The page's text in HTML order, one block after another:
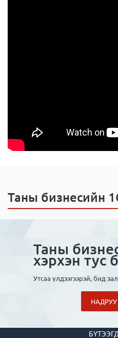
Таны бизнесийн
Таны
хэрхэн тус
Утсаа үлдээгээрэй, бид
НАДРУУ